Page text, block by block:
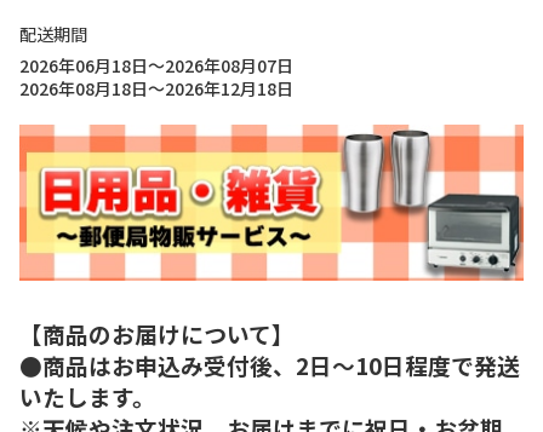
配送期間
2026年06月18日～2026年08月07日
2026年08月18日～2026年12月18日
【商品のお届けについて】
●商品はお申込み受付後、2日～10日程度で発送
いたします。